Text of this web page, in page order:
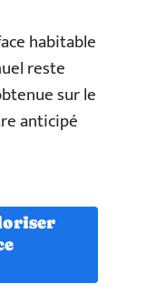
habitable
reste
sur le
anticipé